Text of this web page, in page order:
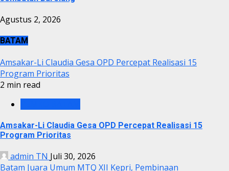
Agustus 2, 2026
BATAM
Amsakar-Li Claudia Gesa OPD Percepat Realisasi 15
Program Prioritas
2 min read
Amsakar-Li Claudia Gesa OPD Percepat Realisasi 15
Program Prioritas
admin TN Juli 30, 2026
Batam Juara Umum MTQ XII Kepri, Pembinaan